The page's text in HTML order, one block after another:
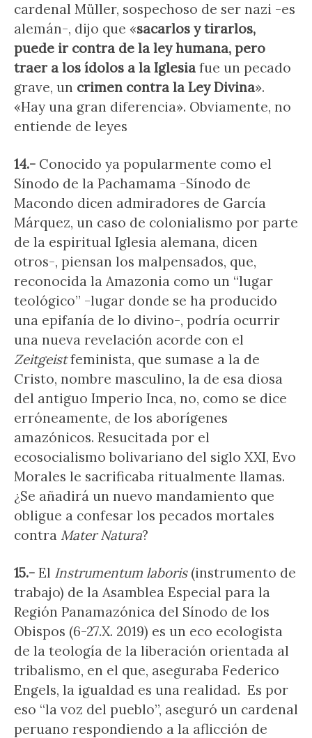
cardenal Müller, sospechoso de ser nazi -es
alemán-, dijo que «sacarlos y tirarlos,
puede ir contra de la ley humana, pero
traer a los ídolos a la Iglesia fue un pecado
grave, un crimen contra la Ley Divina».
«Hay una gran diferencia». Obviamente, no
entiende de leyes
14.- Conocido ya popularmente como el
Sínodo de la Pachamama -Sínodo de
Macondo dicen admiradores de García
Márquez, un caso de colonialismo por parte
de la espiritual Iglesia alemana, dicen
otros-, piensan los malpensados, que,
reconocida la Amazonia como un “lugar
teológico” -lugar donde se ha producido
una epifanía de lo divino-, podría ocurrir
una nueva revelación acorde con el
Zeitgeistfeminista, que sumase a la de
Cristo, nombre masculino, la de esa diosa
del antiguo Imperio Inca, no, como se dice
erróneamente, de los aborígenes
amazónicos. Resucitada por el
ecosocialismo bolivariano del siglo XXI, Evo
Morales le sacrificaba ritualmente llamas.
¿Se añadirá un nuevo mandamiento que
obligue a confesar los pecados mortales
contra Mater Natura?
15.- El Instrumentum laboris(instrumento de
trabajo) de la Asamblea Especial para la
Región Panamazónica del Sínodo de los
Obispos (6-27.X. 2019) es un eco ecologista
de la teología de la liberación orientada al
tribalismo, en el que, aseguraba Federico
Engels, la igualdad es una realidad. Es por
eso “la voz del pueblo”, aseguró un cardenal
peruano respondiendo a la aflicción de